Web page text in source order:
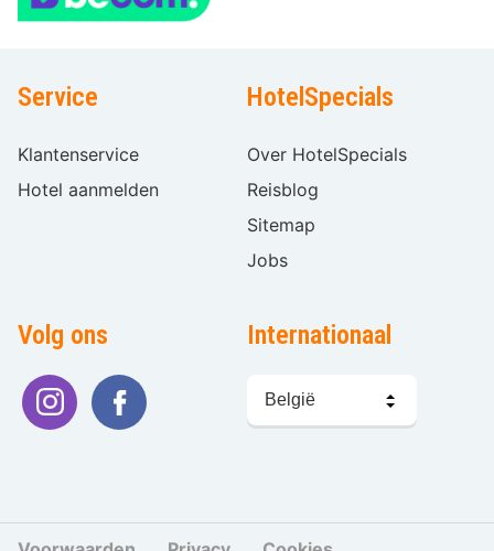
Service
Klantenservice
Hotel aanmelden
HotelSpecials
Over HotelSpecials
Reisblog
Sitemap
Jobs
Volg ons Internationaal
kiezen